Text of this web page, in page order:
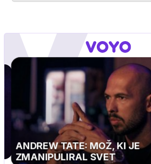
MOJ PRIJATELJ PINGVIN